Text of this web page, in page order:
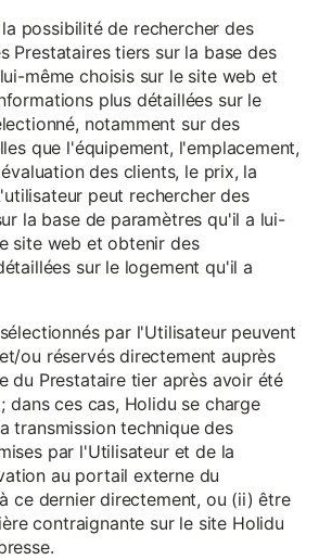
possibilité de rechercher des
Prestataires tiers sur la base des
même choisis sur le site web et
plus détaillées sur le
notamment sur des
que l'équipement, l'emplacement,
des clients, le prix, la
peut rechercher des
la base de paramètres qu'il a lui-
site web et obtenir des
sur le logement qu'il a
par l'Utilisateur peuvent
ou réservés directement auprès
du Prestataire tier après avoir été
dans ces cas, Holidu se charge
transmission technique des
par l'Utilisateur et de la
au portail externe du
ce dernier directement, ou (ii) être
contraignante sur le site Holidu